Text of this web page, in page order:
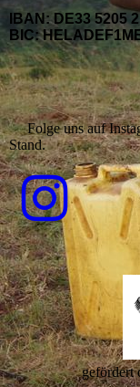
IBAN: DE33 5205
BIC:
Folge uns auf
Stand.
mit
gefördert